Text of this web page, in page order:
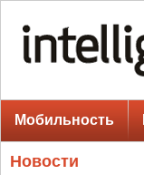
Мобильность
Новости